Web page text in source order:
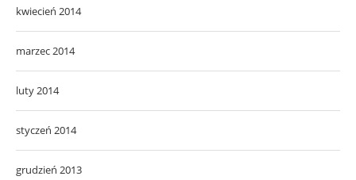
kwiecień 2014
marzec 2014
luty 2014
styczeń 2014
grudzień 2013